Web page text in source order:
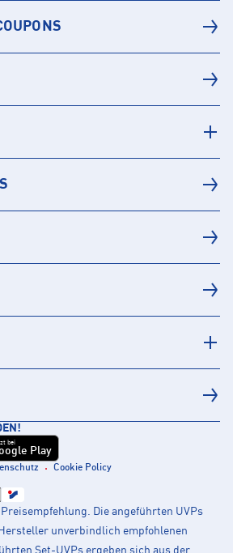
bei
Play
Cookie Policy
Die angeführten UVPs
unverbindlich empfohlenen